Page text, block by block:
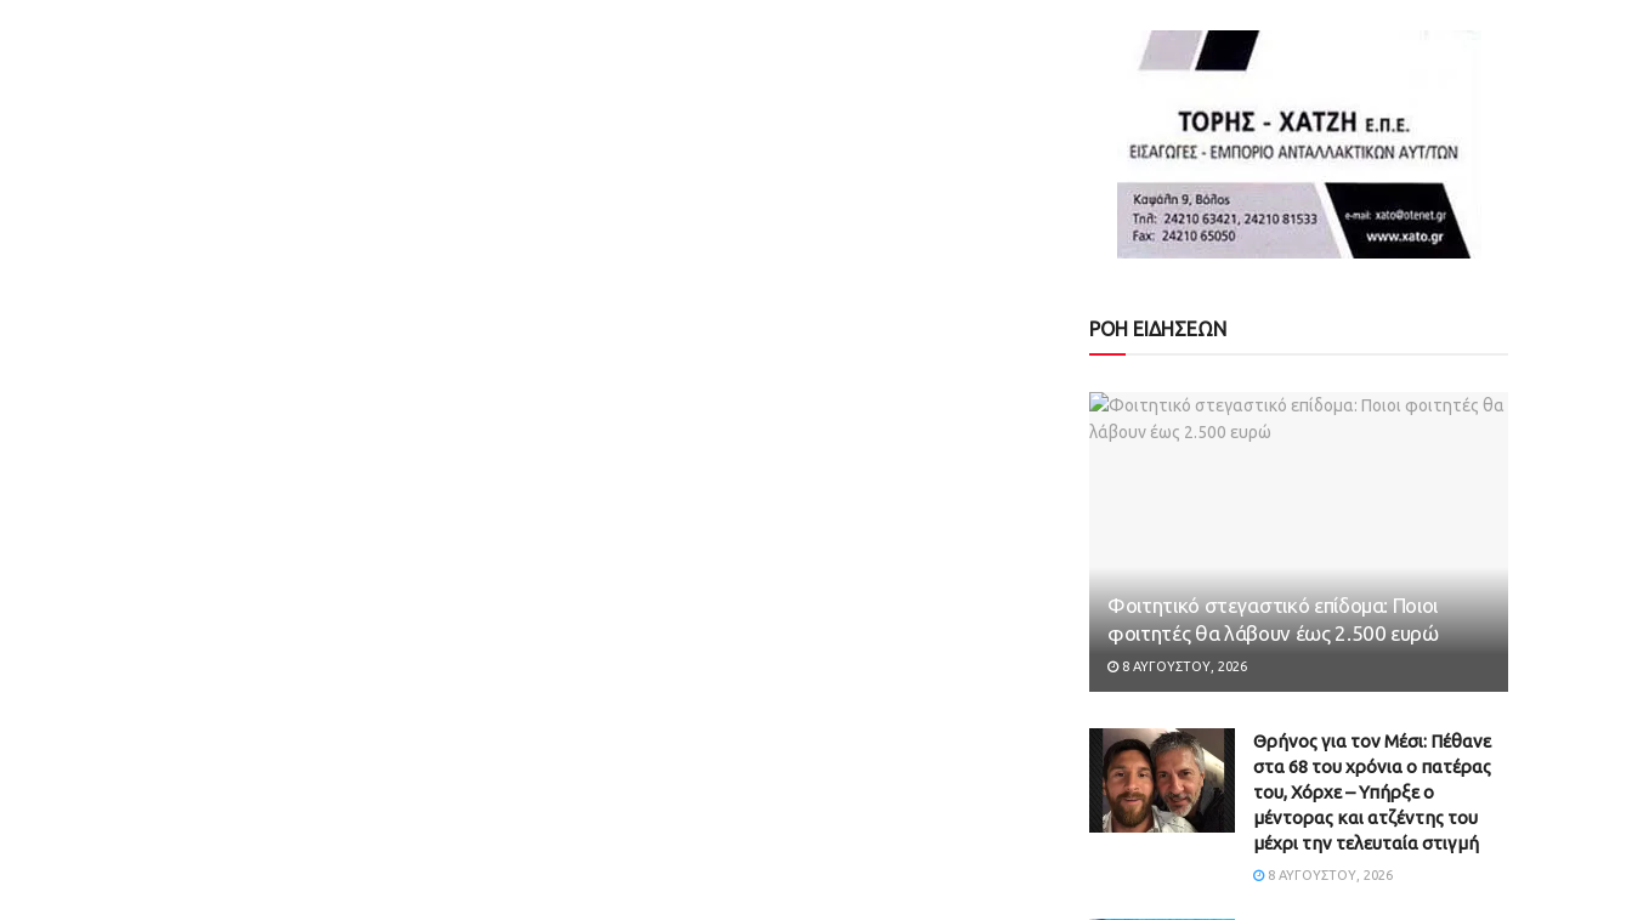
ΡΟΗ ΕΙΔΗΣΕΩΝ
Φοιτητικό στεγαστικό επίδομα: Ποιοι
φοιτητές θα λάβουν έως 2.500 ευρώ
8 ΑΥΓΟΎΣΤΟΥ, 2026
Θρήνος για τον Μέσι: Πέθανε
στα 68 του χρόνια ο πατέρας
του, Χόρχε – Υπήρξε ο
μέντορας και ατζέντης του
μέχρι την τελευταία στιγμή
8 ΑΥΓΟΎΣΤΟΥ, 2026